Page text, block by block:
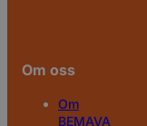
Om oss
Om
BEMAVA